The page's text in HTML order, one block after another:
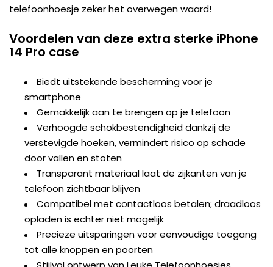
telefoonhoesje zeker het overwegen waard!
Voordelen van deze extra sterke iPhone
14 Pro case
Biedt uitstekende bescherming voor je
smartphone
Gemakkelijk aan te brengen op je telefoon
Verhoogde schokbestendigheid dankzij de
verstevigde hoeken, vermindert risico op schade
door vallen en stoten
Transparant materiaal laat de zijkanten van je
telefoon zichtbaar blijven
Compatibel met contactloos betalen; draadloos
opladen is echter niet mogelijk
Precieze uitsparingen voor eenvoudige toegang
tot alle knoppen en poorten